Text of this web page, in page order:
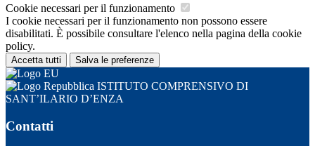
Cookie necessari per il funzionamento
I cookie necessari per il funzionamento non possono essere
disabilitati. È possibile consultare l'elenco nella pagina della cookie
policy.
Accetta tutti Salva le preferenze
ISTITUTO COMPRENSIVO DI
SANT’ILARIO D’ENZA
Contatti